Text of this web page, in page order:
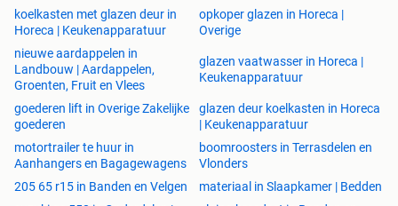
koelkasten met glazen deur in
Horeca | Keukenapparatuur
opkoper glazen in Horeca |
Overige
nieuwe aardappelen in
Landbouw | Aardappelen,
Groenten, Fruit en Vlees
glazen vaatwasser in Horeca |
Keukenapparatuur
goederen lift in Overige Zakelijke
goederen
glazen deur koelkasten in Horeca
| Keukenapparatuur
motortrailer te huur in
Aanhangers en Bagagewagens
boomroosters in Terrasdelen en
Vlonders
205 65 r15 in Banden en Velgen
materiaal in Slaapkamer | Bedden